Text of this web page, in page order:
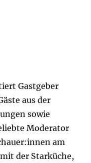
Gastgeber
aus der
sowie
Moderator
am
der Starküche,